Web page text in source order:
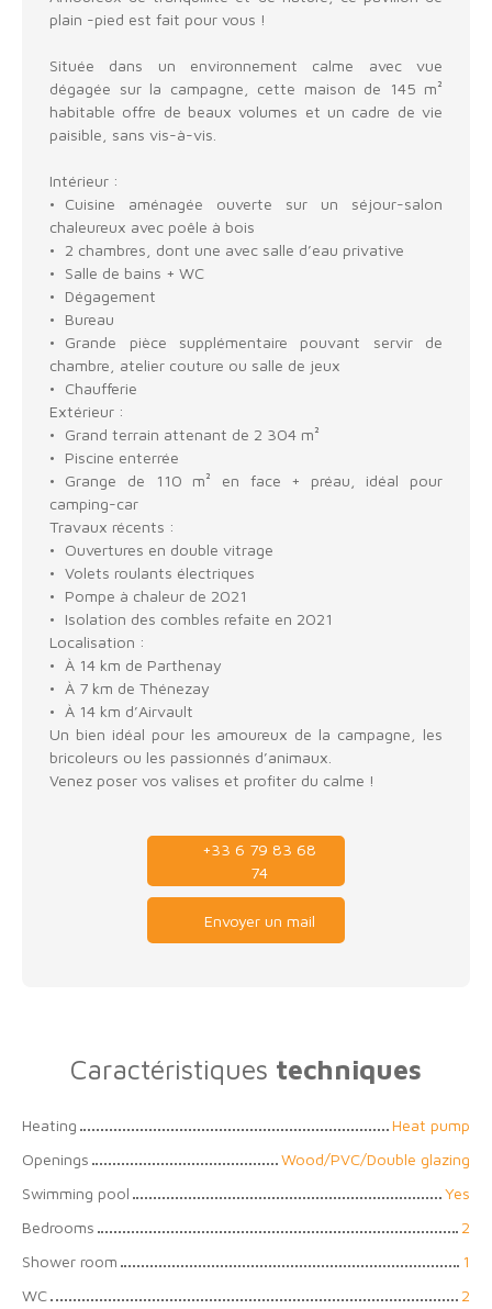
plain -pied est fait pour vous !
Située dans un environnement calme avec vue
dégagée sur la campagne, cette maison de 145 m²
habitable offre de beaux volumes et un cadre de vie
paisible, sans vis-à-vis.
Intérieur :
Cuisine aménagée ouverte sur un séjour-salon
chaleureux avec poêle à bois
2 chambres, dont une avec salle d’eau privative
Salle de bains + WC
Dégagement
Bureau
Grande pièce supplémentaire pouvant servir de
chambre, atelier couture ou salle de jeux
Chaufferie
Extérieur :
Grand terrain attenant de 2 304 m²
Piscine enterrée
Grange de 110 m² en face + préau, idéal pour
camping-car
Travaux récents :
Ouvertures en double vitrage
Volets roulants électriques
Pompe à chaleur de 2021
Isolation des combles refaite en 2021
Localisation :
À 14 km de Parthenay
À 7 km de Thénezay
À 14 km d’Airvault
Un bien idéal pour les amoureux de la campagne, les
bricoleurs ou les passionnés d’animaux.
Venez poser vos valises et profiter du calme !
+33 6 79 83 68
74
Envoyer un mail
Caractéristiques techniques
Heating
Heat pump
Openings
Wood/PVC/Double glazing
Swimming pool
Yes
Bedrooms
2
Shower room
1
WC
2